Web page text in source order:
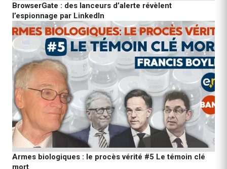
BrowserGate : des lanceurs d’alerte révèlent
l’espionnage par LinkedIn
Armes biologiques : le procès vérité #5 Le témoin clé
mort